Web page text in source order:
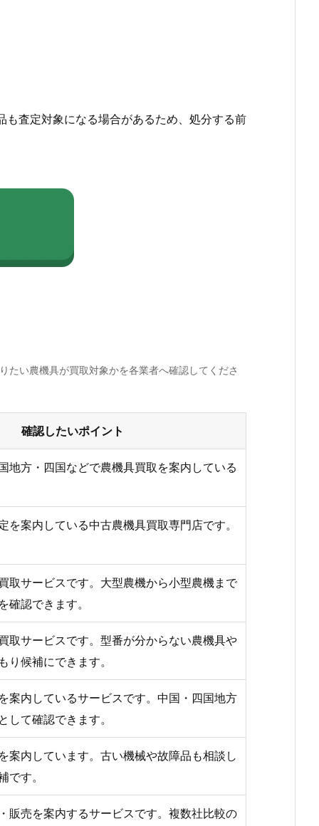
査定対象になる場合があるため、処分する前
たい農機具が買取対象かを各業者へ確認してくださ
確認したいポイント
地方・四国などで農機具買取を案内している
を案内している中古農機具買取専門店です。
取サービスです。大型農機から小型農機まで
確認できます。
取サービスです。型番が分からない農機具や
り候補にできます。
案内しているサービスです。中国・四国地方
して確認できます。
案内しています。古い機械や故障品も相談し
です。
販売を案内するサービスです。複数社比較の